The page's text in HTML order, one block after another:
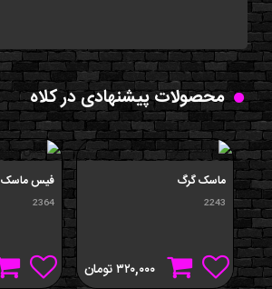
محصولات پیشنهادی در کلاه
ماسک گرگ
2243
۳۲۰,۰۰۰تومان
فیس ماسک
2364